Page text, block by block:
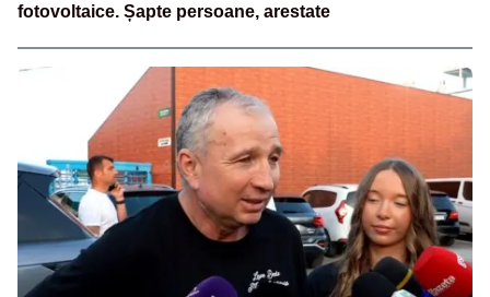
fotovoltaice. Șapte persoane, arestate